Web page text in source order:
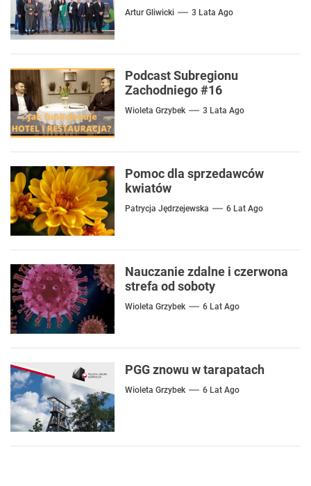
Artur Gliwicki 3 Lata Ago
Podcast Subregionu
Zachodniego #16
Wioleta Grzybek 3 Lata Ago
Pomoc dla sprzedawców
kwiatów
Patrycja Jędrzejewska 6 Lat Ago
Nauczanie zdalne i czerwona
strefa od soboty
Wioleta Grzybek 6 Lat Ago
PGG znowu w tarapatach
Wioleta Grzybek 6 Lat Ago